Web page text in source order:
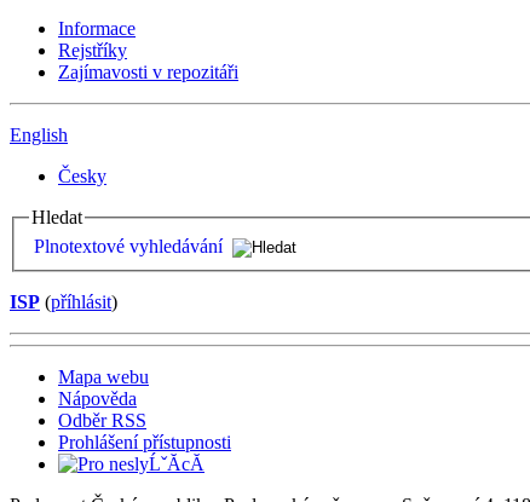
Informace
Rejstříky
Zajímavosti v repozitáři
English
Česky
Hledat
Plnotextové vyhledávání
ISP (příhlásit)
Mapa webu
Nápověda
Odběr RSS
Prohlášení přístupnosti